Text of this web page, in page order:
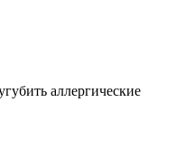
аллергические